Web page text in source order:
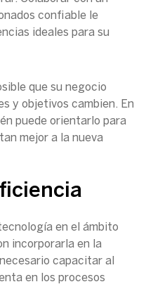
confiable le
ideales para su
que su negocio
y objetivos cambien. En
puede orientarlo para
mejor a la nueva
en el ámbito
incorporarla en la
capacitar al
en los procesos